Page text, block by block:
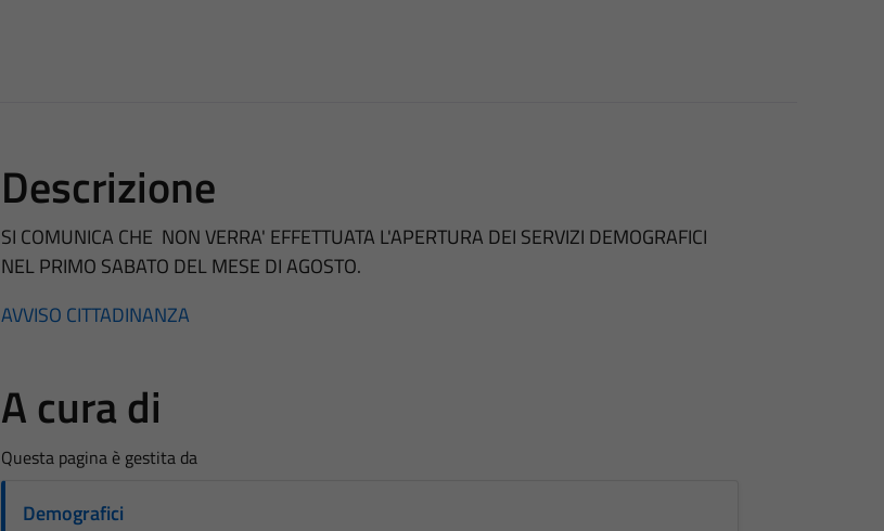
Descrizione
SI COMUNICA CHE NON VERRA' EFFETTUATA L'APERTURA DEI SERVIZI DEMOGRAFICI
NEL PRIMO SABATO DEL MESE DI AGOSTO.
AVVISO CITTADINANZA
A cura di
Questa pagina è gestita da
Demografici